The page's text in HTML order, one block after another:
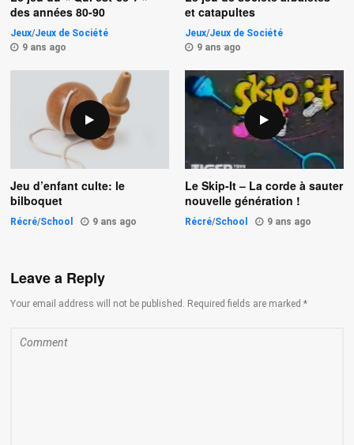
des années 80-90
Jeux/Jeux de Société
9 ans ago
et catapultes
Jeux/Jeux de Société
9 ans ago
Jeu d’enfant culte: le
bilboquet
Récré/School 9 ans ago
Le Skip-It – La corde à sauter
nouvelle génération !
Récré/School 9 ans ago
Leave a Reply
Your email address will not be published. Required fields are marked *